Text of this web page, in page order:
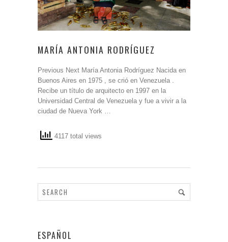
MARÍA ANTONIA RODRÍGUEZ
Previous Next María Antonia Rodríguez Nacida en
Buenos Aires en 1975 , se crió en Venezuela .
Recibe un título de arquitecto en 1997 en la
Universidad Central de Venezuela y fue a vivir a la
ciudad de Nueva York …
4117 total views
ESPAÑOL